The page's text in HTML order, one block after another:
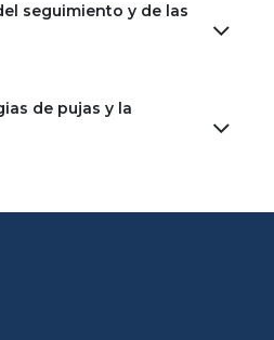
seguimiento y de las
de pujas y la